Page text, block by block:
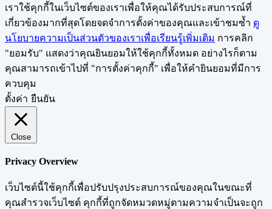
เราใช้คุกกี้ในเว็บไซต์ของเราเพื่อให้คุณได้รับประสบการณ์ที่
เกี่ยวข้องมากที่สุดโดยจดจำการตั้งค่าของคุณและเข้าชมซ้ำ ดู
นโยบายความเป็นส่วนตัวของเราเพื่อเรียนรู้เพิ่มเติม การคลิก
"ยอมรับ" แสดงว่าคุณยินยอมให้ใช้คุกกี้ทั้งหมด อย่างไรก็ตาม
คุณสามารถเข้าไปที่ "การตั้งค่าคุกกี้" เพื่อให้คำยินยอมที่มีการ
ควบคุม
ตั้งค่า ยืนยัน
Close
Privacy Overview
เว็บไซต์นี้ใช้คุกกี้เพื่อปรับปรุงประสบการณ์ของคุณในขณะที่
คุณสำรวจเว็บไซต์ คุกกี้ที่ถูกจัดหมวดหมู่ตามความจำเป็นจะถูก